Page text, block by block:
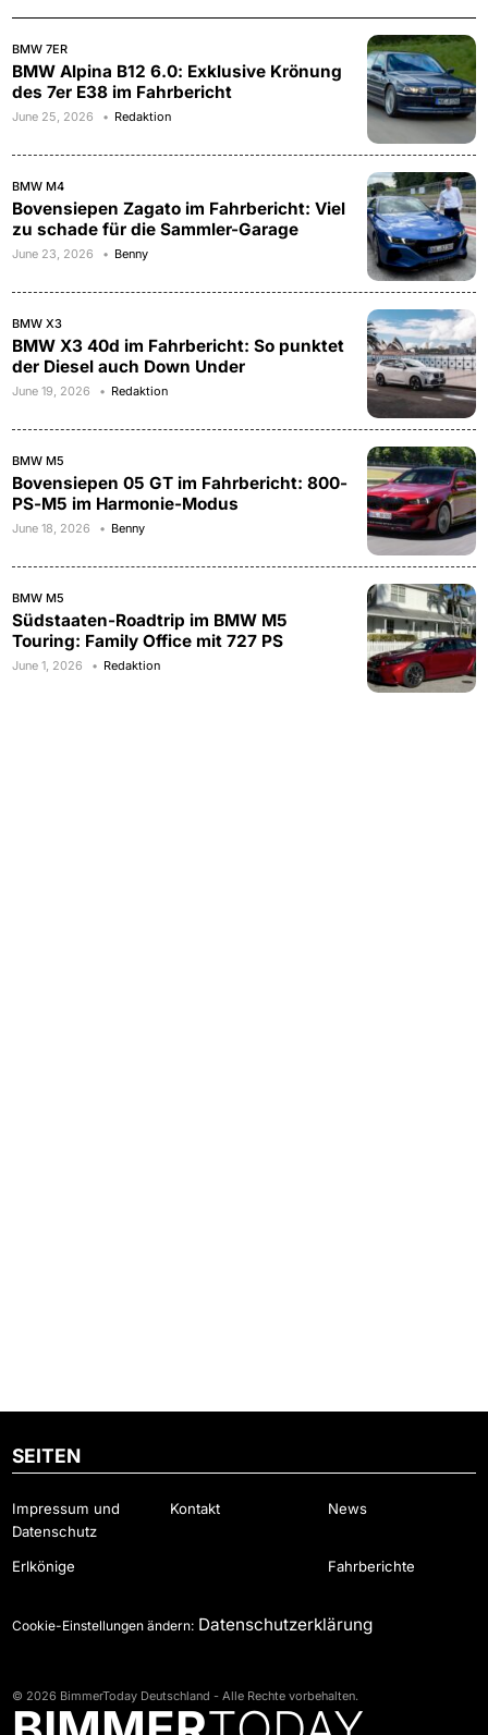
BMW 7ER
BMW Alpina B12 6.0: Exklusive Krönung
des 7er E38 im Fahrbericht
June 25, 2026 Redaktion
BMW M4
Bovensiepen Zagato im Fahrbericht: Viel
zu schade für die Sammler-Garage
June 23, 2026 Benny
BMW X3
BMW X3 40d im Fahrbericht: So punktet
der Diesel auch Down Under
June 19, 2026 Redaktion
BMW M5
Bovensiepen 05 GT im Fahrbericht: 800-
PS-M5 im Harmonie-Modus
June 18, 2026 Benny
BMW M5
Südstaaten-Roadtrip im BMW M5
Touring: Family Office mit 727 PS
June 1, 2026 Redaktion
SEITEN
Impressum und
Datenschutz
Kontakt News
Erlkönige Fahrberichte
Cookie-Einstellungen ändern: Datenschutzerklärung
© 2026 BimmerToday Deutschland - Alle Rechte vorbehalten.